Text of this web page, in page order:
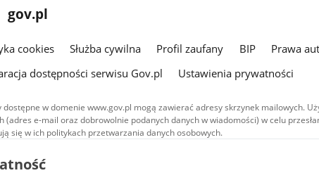
Strona
gov.pl
gov.pl
cookies Służba cywilna Profil zaufany BIP Prawa
dostępności serwisu Gov.pl
Ustawienia prywatności
dostępne w domenie www.gov.pl mogą zawierać adresy skrzynek mailowych.
(adres e-mail oraz dobrowolnie podanych danych w wiadomości) w celu
się w ich politykach przetwarzania danych osobowych.
Treści tekstowe publikowane w serwisie (z wyłączeniem treści
udostępniane na licencji typu Creative Commons: uznanie autorstwa - na